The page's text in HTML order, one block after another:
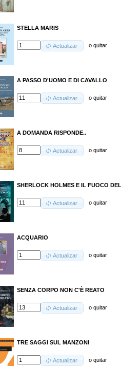
STELLA MARIS
Actualizar oquitar
A PASSO D'UOMO E DI CAVALLO
Actualizar oquitar
A DOMANDA RISPONDE..
Actualizar oquitar
SHERLOCK HOLMES E IL FUOCO
Actualizar oquitar
ACQUARIO
Actualizar oquitar
SENZA CORPO NON C'È REATO
Actualizar oquitar
TRE SAGGI SUL MANZONI
Actualizar oquitar